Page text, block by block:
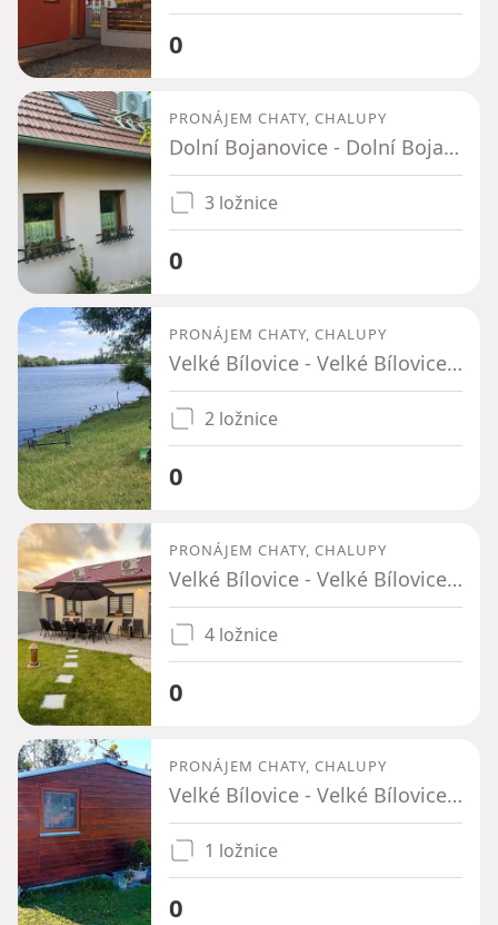
0
PRONÁJEM CHATY, CHALUPY
Dolní Bojanovice - Dolní Bojanovice, Jihomoravský kraj
3 ložnice
0
PRONÁJEM CHATY, CHALUPY
Velké Bílovice - Velké Bílovice, Jihomoravský kraj
2 ložnice
0
PRONÁJEM CHATY, CHALUPY
Velké Bílovice - Velké Bílovice, Jihomoravský kraj
4 ložnice
0
PRONÁJEM CHATY, CHALUPY
Velké Bílovice - Velké Bílovice, Jihomoravský kraj
1 ložnice
0